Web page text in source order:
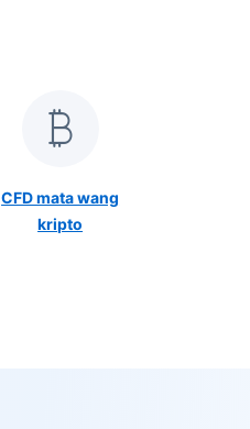
CFD mata wang
kripto